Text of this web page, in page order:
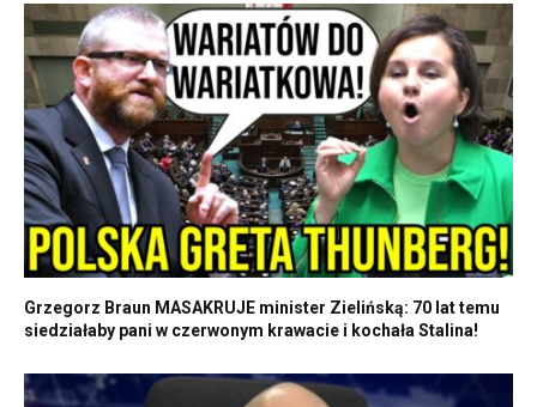
Grzegorz Braun MASAKRUJE minister Zielińską: 70 lat temu
siedziałaby pani w czerwonym krawacie i kochała Stalina!